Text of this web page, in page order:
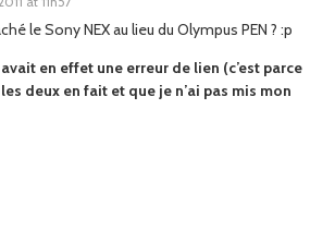
le Sony NEX au lieu du Olympus PEN ? :p
en effet une erreur de lien (c’est parce
deux en fait et que je n’ai pas mis mon